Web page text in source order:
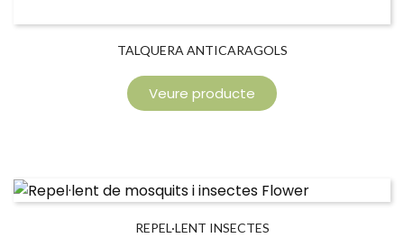
TALQUERA ANTICARAGOLS
Veure producte
REPEL·LENT INSECTES